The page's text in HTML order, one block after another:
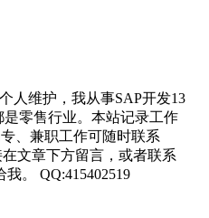
人维护，我从事SAP开发13
零售行业。本站记录工作
、兼职工作可随时联系
文章下方留言，或者联系
我。 QQ:415402519